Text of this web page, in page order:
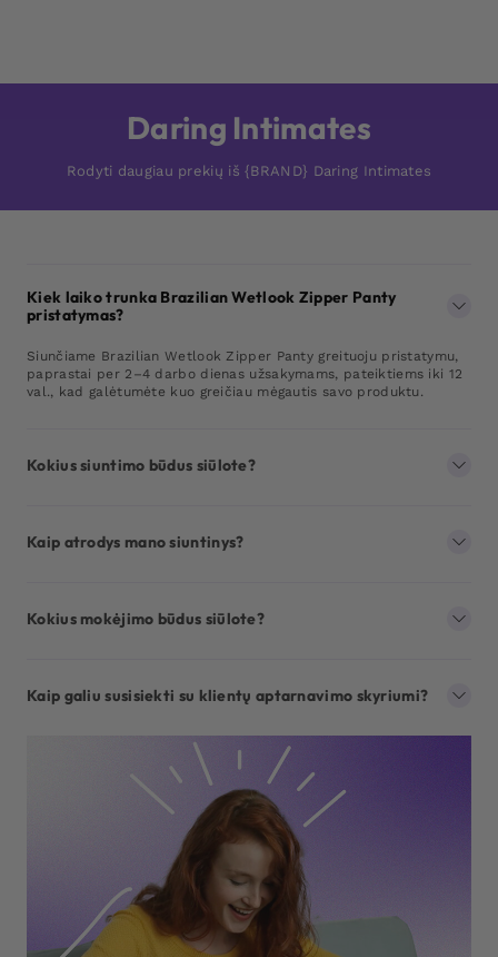
Daring Intimates
Rodyti daugiau prekių iš {BRAND} Daring Intimates
Kiek laiko trunka Brazilian Wetlook Zipper Panty
pristatymas?
Siunčiame Brazilian Wetlook Zipper Panty greituoju pristatymu,
paprastai per 2–4 darbo dienas užsakymams, pateiktiems iki 12
val., kad galėtumėte kuo greičiau mėgautis savo produktu.
Kokius siuntimo būdus siūlote?
Kaip atrodys mano siuntinys?
Kokius mokėjimo būdus siūlote?
Kaip galiu susisiekti su klientų aptarnavimo skyriumi?